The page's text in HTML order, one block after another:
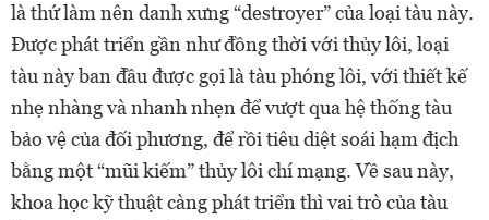
là thứ làm nên danh xưng “destroyer” của loại tàu này.
Được phát triển gần như đồng thời với thủy lôi, loại
tàu này ban đầu được gọi là tàu phóng lôi, với thiết kế
nhẹ nhàng và nhanh nhẹn để vượt qua hệ thống tàu
bảo vệ của đối phương, để rồi tiêu diệt soái hạm địch
bằng một “mũi kiếm” thủy lôi chí mạng. Về sau này,
khoa học kỹ thuật càng phát triển thì vai trò của tàu